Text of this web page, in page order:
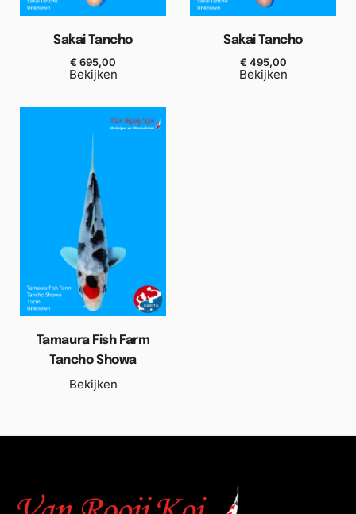
Sakai Tancho
€ 695,00
Bekijken
Sakai Tancho
€ 495,00
Bekijken
Tamaura Fish Farm
Tancho Showa
Bekijken